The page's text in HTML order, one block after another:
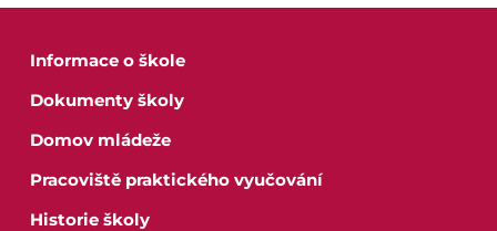
Informace o škole
Dokumenty školy
Domov mládeže
Pracoviště praktického vyučování
Historie školy